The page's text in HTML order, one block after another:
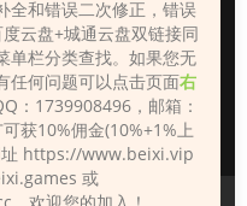
人物（Looks）
全和错误二次修正，错误
云盘+城通云盘双链接同
单栏分类查找。如果您无
任何问题可以点击页面右
：1739908496，邮箱：
获10%佣金(10%+1%上
址 https://www.beixi.vip
或